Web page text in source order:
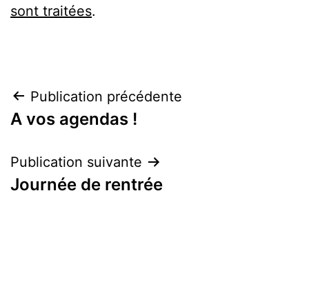
sont traitées.
Navigation
de
l’article
Publication précédente
A vos agendas !
Publication suivante
Journée de rentrée